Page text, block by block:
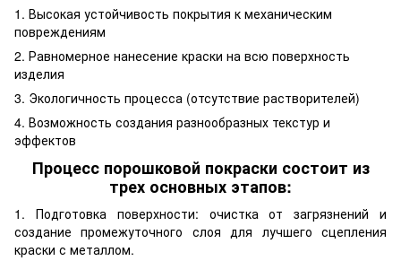
1. Высокая устойчивость покрытия к механическим
повреждениям
2. Равномерное нанесение краски на всю поверхность
изделия
3. Экологичность процесса (отсутствие растворителей)
4. Возможность создания разнообразных текстур и
эффектов
Процесс порошковой покраски состоит из
трех основных этапов:
1. Подготовка поверхности: очистка от загрязнений и
создание промежуточного слоя для лучшего сцепления
краски с металлом.